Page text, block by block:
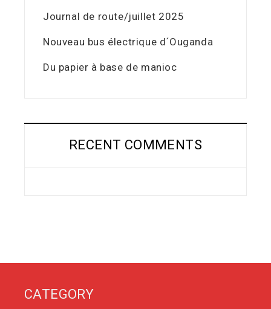
Journal de route/juillet 2025
Nouveau bus électrique d´Ouganda
Du papier à base de manioc
RECENT COMMENTS
CATEGORY